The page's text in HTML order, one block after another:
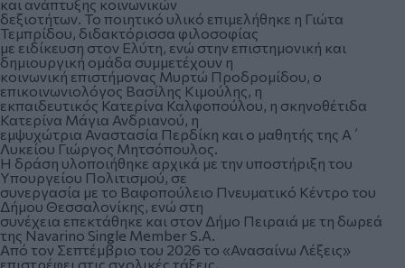
και ανάπτυξης κοινωνικών
δεξιοτήτων. Το ποιητικό υλικό επιμελήθηκε η Γιώτα
Τεμπρίδου, διδακτόρισσα φιλοσοφίας
με ειδίκευση στον Ελύτη, ενώ στην επιστημονική και
δημιουργική ομάδα συμμετέχουν η
κοινωνική επιστήμονας Μυρτώ Προδρομίδου, ο
επικοινωνιολόγος Βασίλης Κιμούλης, η
εκπαιδευτικός Κατερίνα Καλφοπούλου, η σκηνοθέτιδα
Κατερίνα Μάγια Ανδριανού, η
εμψυχώτρια Αναστασία Περδίκη και ο μαθητής της Α΄
Λυκείου Γιώργος Μητσόπουλος.
Η δράση υλοποιήθηκε αρχικά με την υποστήριξη του
Υπουργείου Πολιτισμού, σε
συνεργασία με το Βαφοπούλειο Πνευματικό Κέντρο του
Δήμου Θεσσαλονίκης, ενώ στη
συνέχεια επεκτάθηκε και στον Δήμο Πειραιά με τη δωρεά
της Navarino Single Member S.A.
Από τον Σεπτέμβριο του 2026 το «Ανασαίνω Λέξεις»
επιστρέφει στις σχολικές τάξεις,